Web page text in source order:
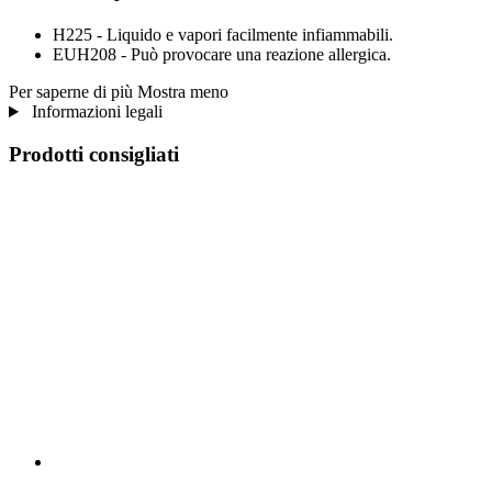
H225 - Liquido e vapori facilmente infiammabili.
EUH208 - Può provocare una reazione allergica.
Per saperne di più Mostra meno
Informazioni legali
Prodotti consigliati